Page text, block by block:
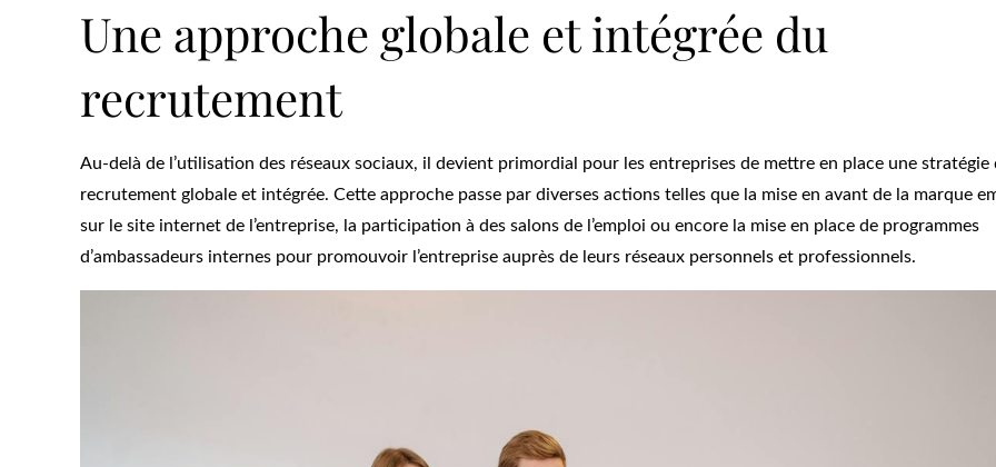
Une approche globale et intégrée du
recrutement
Au-delà de l’utilisation des réseaux sociaux, il devient primordial pour les entreprises de mettre en place une stratégie
recrutement globale et intégrée. Cette approche passe par diverses actions telles que la mise en avant de la marque
sur le site internet de l’entreprise, la participation à des salons de l’emploi ou encore la mise en place de programmes
d’ambassadeurs internes pour promouvoir l’entreprise auprès de leurs réseaux personnels et professionnels.